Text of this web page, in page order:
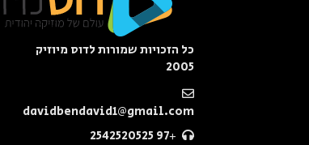
כל הזכויות שמורות לדוס מיוזיק
2005
davidbendavid1@gmail.com
+97 2542520525